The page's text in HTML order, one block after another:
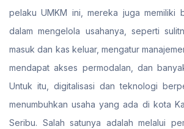
pelaku UMKM ini, mereka juga memiliki
dalam mengelola usahanya, seperti
masuk dan kas keluar, mengatur
mendapat akses permodalan, dan
Untuk itu, digitalisasi dan teknologi
menumbuhkan usaha yang ada di kota
Seribu. Salah satunya adalah melalui